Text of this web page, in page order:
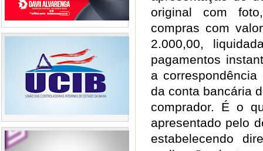
original com
compras com
2.000,00,
pagamentos
a
da conta bancária
comprador. É o
apresentado pelo
estabelecendo